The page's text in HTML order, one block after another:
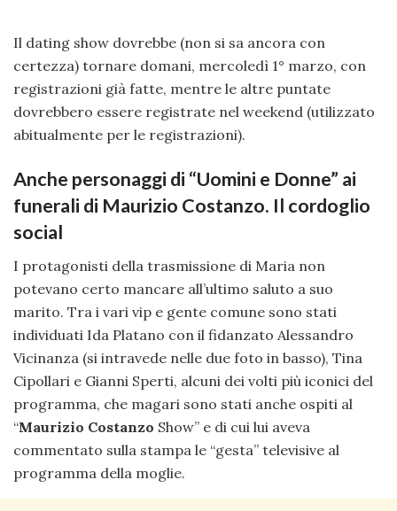
Il dating show dovrebbe (non si sa ancora con
certezza) tornare domani, mercoledì 1° marzo, con
registrazioni già fatte, mentre le altre puntate
dovrebbero essere registrate nel weekend (utilizzato
abitualmente per le registrazioni).
Anche personaggi di “Uomini e Donne” ai
funerali di Maurizio Costanzo. Il cordoglio
social
I protagonisti della trasmissione di Maria non
potevano certo mancare all’ultimo saluto a suo
marito. Tra i vari vip e gente comune sono stati
individuati Ida Platano con il fidanzato Alessandro
Vicinanza (si intravede nelle due foto in basso), Tina
Cipollari e Gianni Sperti, alcuni dei volti più iconici del
programma, che magari sono stati anche ospiti al
“Maurizio Costanzo Show” e di cui lui aveva
commentato sulla stampa le “gesta” televisive al
programma della moglie.